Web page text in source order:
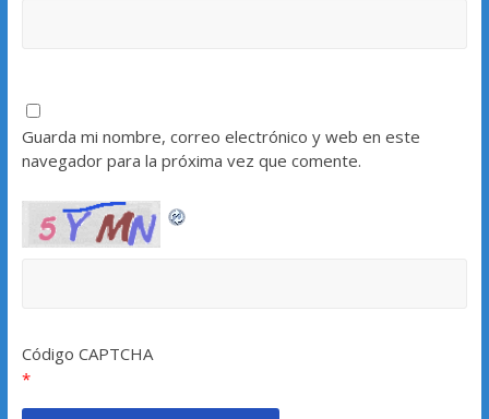
Guarda mi nombre, correo electrónico y web en este
navegador para la próxima vez que comente.
Código CAPTCHA
*